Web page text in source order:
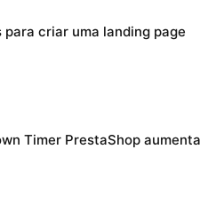
criar uma landing page
Timer PrestaShop aumenta